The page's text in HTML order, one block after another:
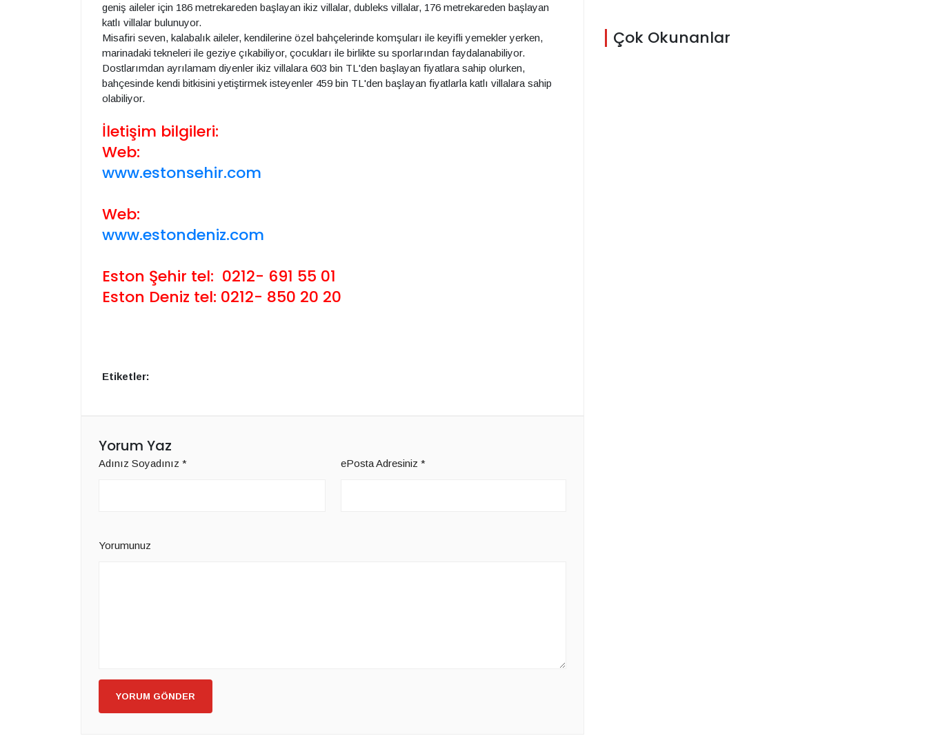
geniş aileler için 186 metrekareden başlayan ikiz villalar, dubleks villalar, 176 metrekareden başlayan
katlı villalar bulunuyor.
Misafiri seven, kalabalık aileler, kendilerine özel bahçelerinde komşuları ile keyifli yemekler yerken,
marinadaki tekneleri ile geziye çıkabiliyor, çocukları ile birlikte su sporlarından faydalanabiliyor.
Dostlarımdan ayrılamam diyenler ikiz villalara 603 bin TL'den başlayan fiyatlara sahip olurken,
bahçesinde kendi bitkisini yetiştirmek isteyenler 459 bin TL'den başlayan fiyatlarla katlı villalara sahip
olabiliyor.
İletişim bilgileri:
Web:
www.estonsehir.com
Web:
www.estondeniz.com
Eston Şehir tel: 0212- 691 55 01
Eston Deniz tel: 0212- 850 20 20
Etiketler:
Yorum Yaz
Adınız Soyadınız * ePosta Adresiniz *
Yorumunuz
YORUM GÖNDER
Çok Okunanlar